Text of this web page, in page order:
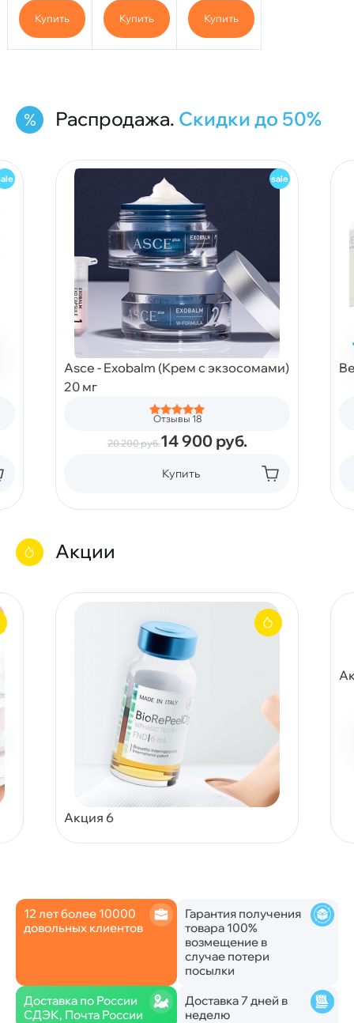
Купить Купить
10
Шприцев
Купить
Распродажа. Скидки до 50%
Asce - Exobalm (Крем с экзосомами)
20 мг
Отзывы 18
20 200руб.14 900 руб.
Купить
Акции
Акция 6
12 лет более 10000
довольных клиентов
Гарантия получения
товара 100%
возмещение в
случае потери
посылки
Доставка по России
СДЭК, Почта России
Доставка 7 дней в
неделю